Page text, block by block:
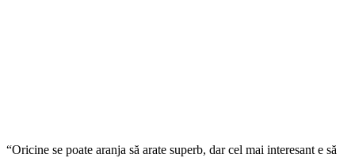
“Oricine se poate aranja să arate superb, dar cel mai interesant e să